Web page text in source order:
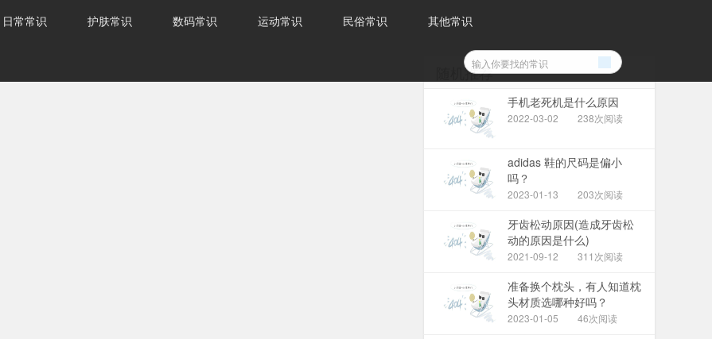
日常常识 护肤常识 数码常识 运动常识 民俗常识 其他常识
随机推荐
手机老死机是什么原因
2022-03-02 238次阅读
adidas 鞋的尺码是偏小
吗？
2023-01-13 203次阅读
牙齿松动原因(造成牙齿松
动的原因是什么)
2021-09-12 311次阅读
准备换个枕头，有人知道枕
头材质选哪种好吗？
2023-01-05 46次阅读